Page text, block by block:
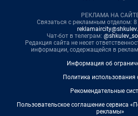
РЕКЛАМА НА
Связаться с рекламным отделом: 8
Чат-бот в телеграм:
Редакция сайта не несет
информации, содержащейся в
Информация об
Политика использования
Рекомендательные
Пользовательское соглашение сервиса
рекламы»